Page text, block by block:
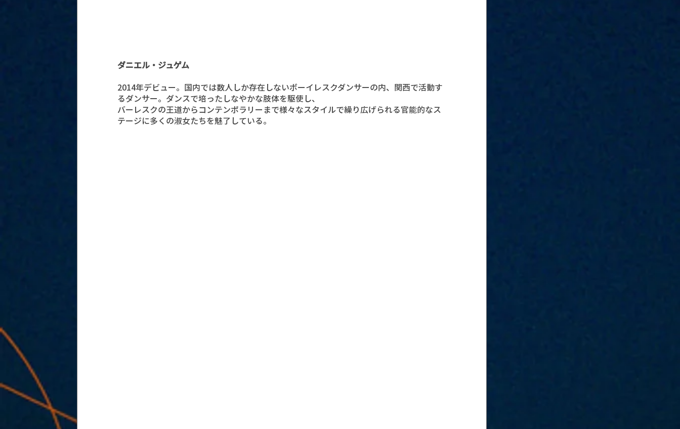
ダニエル・ジュゲム
2014年デビュー。国内では数人しか存在しないボーイレスクダンサーの内、関西で活動す
るダンサー。ダンスで培ったしなやかな肢体を駆使し、
バーレスクの王道からコンテンポラリーまで様々なスタイルで繰り広げられる官能的なス
テージに多くの淑女たちを魅了している。